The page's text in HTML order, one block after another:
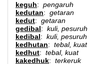
keguh: pengaruh
kedutan: getaran
kedut: getaran
gedibal: kuli, pesuruh
kedibal: kuli, pesuruh
kedhutan: tebal, kuat
kedhut: tebal, kuat
kakedhuk: terkeruk